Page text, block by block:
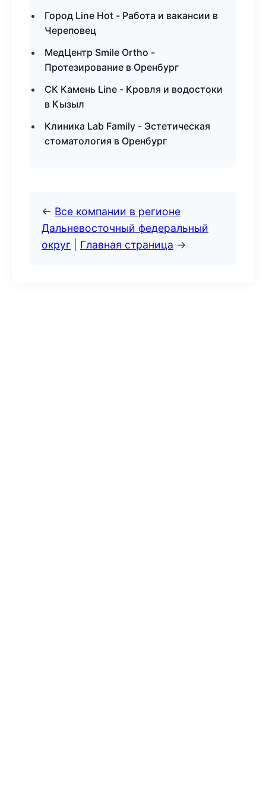
Город Line Hot - Работа и вакансии в
Череповец
МедЦентр Smile Ortho -
Протезирование в Оренбург
СК Камень Line - Кровля и водостоки
в Кызыл
Клиника Lab Family - Эстетическая
стоматология в Оренбург
← Все компании в регионе
Дальневосточный федеральный
округ
Главная страница →